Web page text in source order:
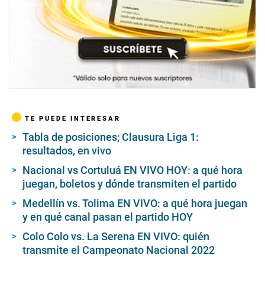
TE PUEDE INTERESAR
Tabla de posiciones; Clausura Liga 1:
resultados, en vivo
Nacional vs Cortuluá EN VIVO HOY: a qué hora
juegan, boletos y dónde transmiten el partido
Medellín vs. Tolima EN VIVO: a qué hora juegan
y en qué canal pasan el partido HOY
Colo Colo vs. La Serena EN VIVO: quién
transmite el Campeonato Nacional 2022